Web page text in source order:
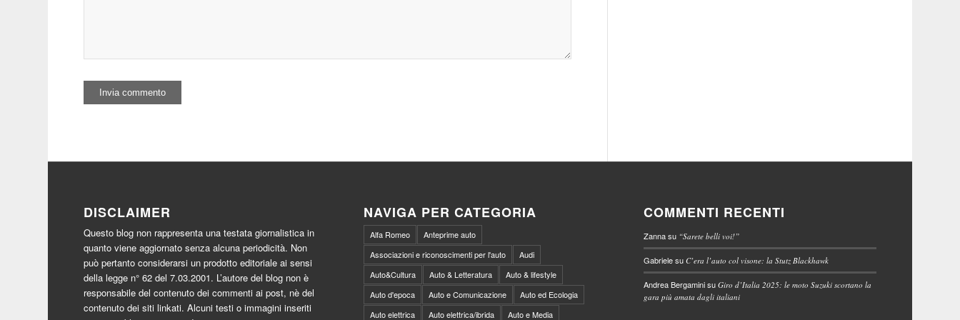
DISCLAIMER
Questo blog non rappresenta una testata giornalistica in
quanto viene aggiornato senza alcuna periodicità. Non
può pertanto considerarsi un prodotto editoriale ai sensi
della legge n° 62 del 7.03.2001. L’autore del blog non è
responsabile del contenuto dei commenti ai post, nè del
contenuto dei siti linkati. Alcuni testi o immagini inseriti
NAVIGA PER CATEGORIA
Alfa Romeo
Anteprime auto
Associazioni e riconoscimenti per l'auto
Audi
Auto&Cultura
Auto & Letteratura
Auto & lifestyle
Auto d'epoca
Auto e Comunicazione
Auto ed Ecologia
Auto elettrica
Auto elettrica/ibrida Auto e Media
COMMENTI RECENTI
Zannasu “Sarete belli voi!”
GabrielesuC’era l’auto col visone: la Stutz Blackhawk
Andrea BergaminisuGiro d’Italia 2025: le moto Suzuki scortano la
gara più amata dagli italiani